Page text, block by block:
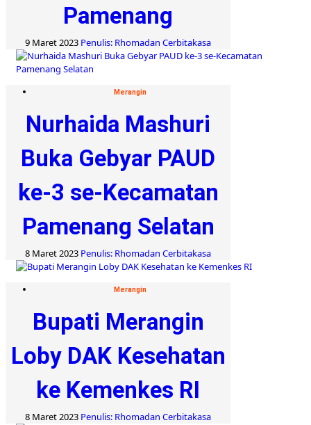
Pamenang
9 Maret 2023 Penulis: Rhomadan Cerbitakasa
Merangin
Nurhaida Mashuri
Buka Gebyar PAUD
ke-3 se-Kecamatan
Pamenang Selatan
8 Maret 2023 Penulis: Rhomadan Cerbitakasa
Merangin
Bupati Merangin
Loby DAK Kesehatan
ke Kemenkes RI
8 Maret 2023 Penulis: Rhomadan Cerbitakasa